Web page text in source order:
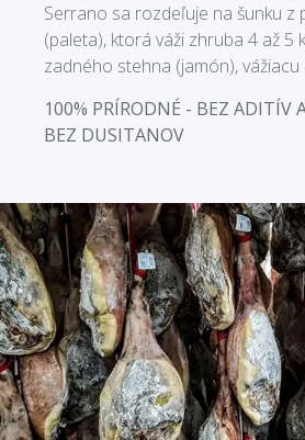
Serrano sa rozdeľuje na šunku z
(paleta), ktorá váži zhruba 4 až 5
zadného stehna (jamón), vážiacu
100% PRÍRODNÉ - BEZ ADITÍV
BEZ DUSITANOV